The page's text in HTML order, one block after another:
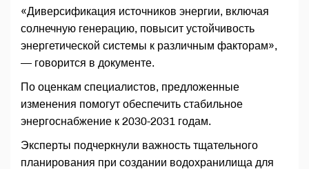
«Диверсификация источников энергии, включая
солнечную генерацию, повысит устойчивость
энергетической системы к различным факторам»,
— говорится в документе.
По оценкам специалистов, предложенные
изменения помогут обеспечить стабильное
энергоснабжение к 2030-2031 годам.
Эксперты подчеркнули важность тщательного
планирования при создании водохранилища для